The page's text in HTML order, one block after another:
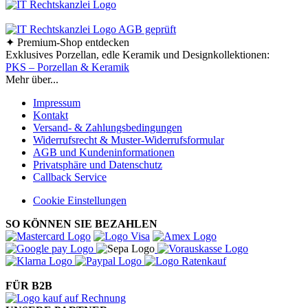
✦ Premium-Shop entdecken
Exklusives Porzellan, edle Keramik und Designkollektionen:
PKS – Porzellan & Keramik
Mehr über...
Impressum
Kontakt
Versand- & Zahlungsbedingungen
Widerrufsrecht & Muster-Widerrufsformular
AGB und Kundeninformationen
Privatsphäre und Datenschutz
Callback Service
Cookie Einstellungen
SO KÖNNEN SIE BEZAHLEN
FÜR B2B